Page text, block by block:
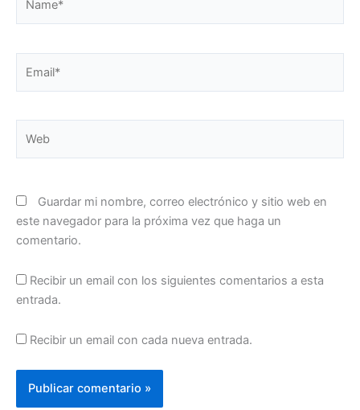
Guardar mi nombre, correo electrónico y sitio web en
este navegador para la próxima vez que haga un
comentario.
Recibir un email con los siguientes comentarios a esta
entrada.
Recibir un email con cada nueva entrada.